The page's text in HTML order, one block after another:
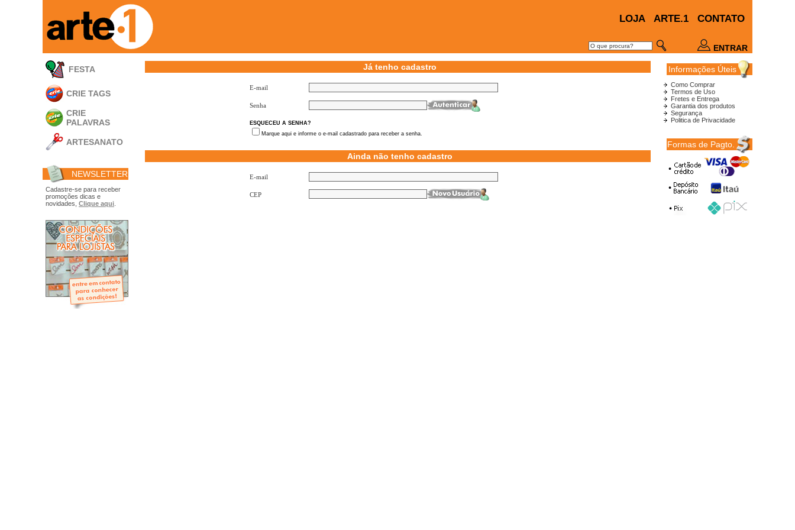
LOJA ARTE.1 CONTATO
ENTRAR
FESTA
CRIE TAGS
CRIE
PALAVRAS
ARTESANATO
Acrílico
Porta Retratos
Ferramentas
- Carimbões
- Embalagens
- Máscaras
- Espátulas
- Diversos
Álbuns
- Mini-Álbuns
- Páginas Mini
- Páginas Scrap
- Argolas
NEWSLETTER
Cadastre-se para receber
promoções dicas e
novidades, Clique aqui
Já tenho cadastro
E-mail
Senha
ESQUECEU A SENHA?
Marque aqui e informe o e-mail cadastrado para receber a senha.
Ainda não tenho cadastro
E-mail
CEP
Informações Úteis
Como Comprar
Termos de Uso
Fretes e Entrega
Garantia dos produtos
Segurança
Politica de Privacidade
Formas de Pagto.